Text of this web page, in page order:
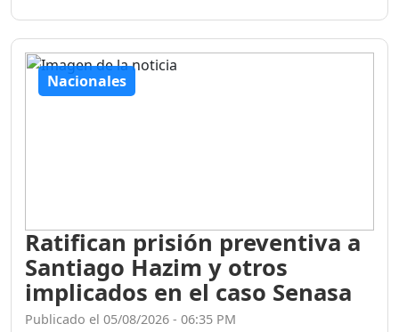
Nacionales
Ratifican prisión preventiva a
Santiago Hazim y otros
implicados en el caso Senasa
Publicado el 05/08/2026 - 06:35 PM